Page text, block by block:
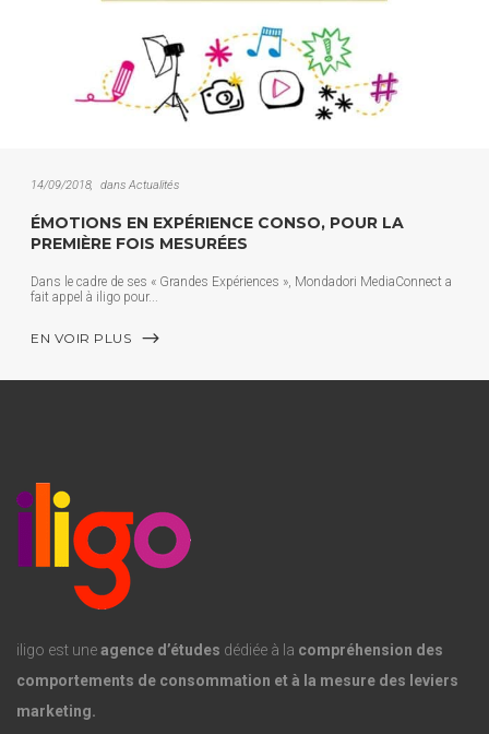
14/09/2018 dans Actualités
ÉMOTIONS EN EXPÉRIENCE CONSO, POUR LA
PREMIÈRE FOIS MESURÉES
Dans le cadre de ses « Grandes Expériences », Mondadori MediaConnect a
fait appel à iligo pour
EN VOIR PLUS
iligo est uneagence d’études dédiée à la compréhension des
comportements de consommation et à la mesure des leviers
marketing.